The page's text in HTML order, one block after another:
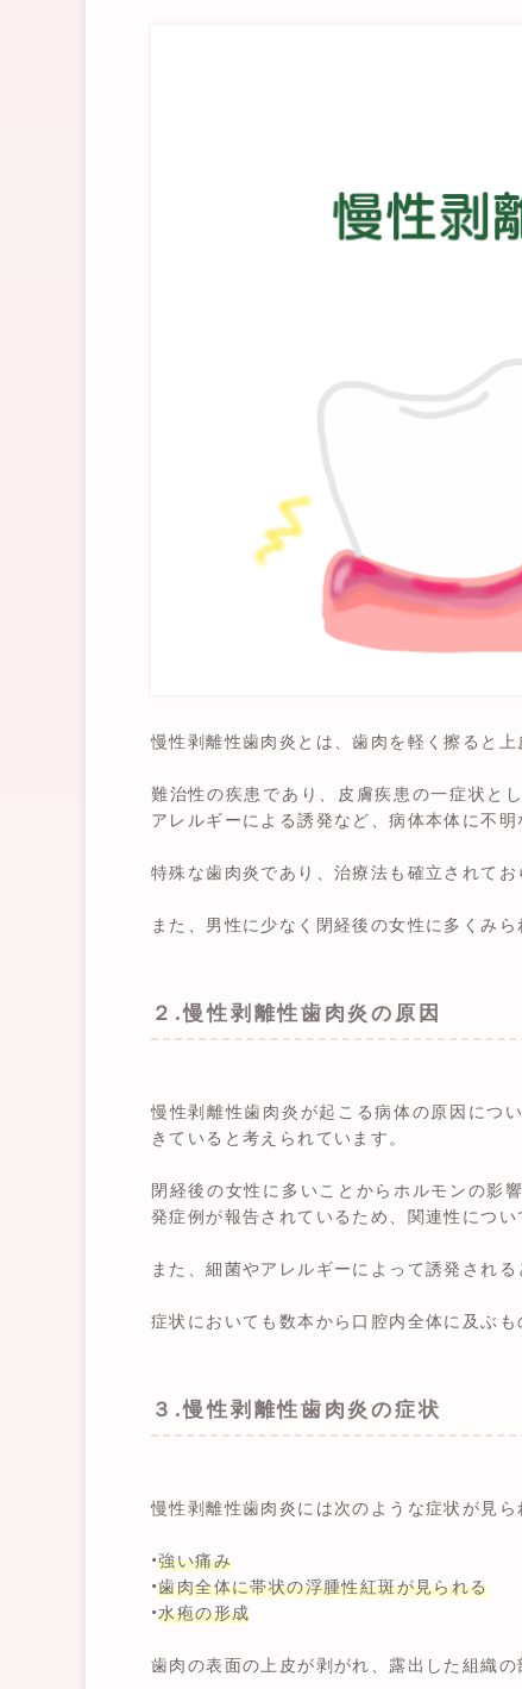
慢性剥離性歯肉炎とは、歯肉を軽く擦ると
難治性の疾患であり、皮膚疾患の一症状と
アレルギーによる誘発など、病体本体に不明
特殊な歯肉炎であり、治療法も確立されて
また、男性に少なく閉経後の女性に多くみ
２.慢性剥離性歯肉炎の原因
慢性剥離性歯肉炎が起こる病体の原因につ
きていると考えられています。
閉経後の女性に多いことからホルモンの影
発症例が報告されているため、関連性につい
また、細菌やアレルギーによって誘発され
症状においても数本から口腔内全体に及ぶも
３.慢性剥離性歯肉炎の症状
慢性剥離性歯肉炎には次のような症状が見ら
•強い痛み
•歯肉全体に帯状の浮腫性紅斑が見られる
•水疱の形成
歯肉の表面の上皮が剥がれ、露出した組織